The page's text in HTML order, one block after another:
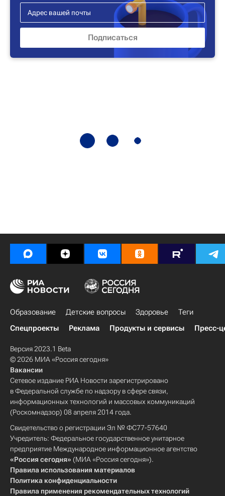
Образование Детские вопросы Здоровье
Теги
Спецпроекты
Реклама Продукты и сервисы Пресс-
Версия 2023.1 Beta
© 2026 МИА «Россия сегодня»
Вакансии
Сетевое издание РИА Новости зарегистрировано
в Федеральной службе по надзору в сфере связи,
информационных технологий и массовых коммуникаций
(Роскомнадзор) 08 апреля 2014 года.
Свидетельство о регистрации Эл № ФС77-57640
Учредитель: Федеральное государственное унитарное
предприятие Международное информационное агентство
«Россия сегодня» (МИА «Россия сегодня»).
Правила использования материалов
Политика конфиденциальности
Правила применения рекомендательных технологий